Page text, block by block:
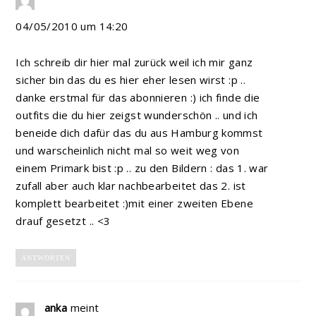
04/05/2010 um 14:20
Ich schreib dir hier mal zurück weil ich mir ganz
sicher bin das du es hier eher lesen wirst :p ..
danke erstmal für das abonnieren :) ich finde die
outfits die du hier zeigst wunderschön .. und ich
beneide dich dafür das du aus Hamburg kommst
und warscheinlich nicht mal so weit weg von
einem Primark bist :p .. zu den Bildern : das 1. war
zufall aber auch klar nachbearbeitet das 2. ist
komplett bearbeitet :)mit einer zweiten Ebene
drauf gesetzt .. <3
ANTWORTEN
anka meint